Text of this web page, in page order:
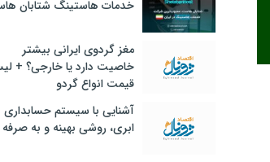
خدمات هاستینگ شتابان
مغز گردوی ایرانی بیشتر
خاصیت دارد یا خارجی؟ +
قیمت انواع گردو
آشنایی با سیستم حسابداری
ابری، روشی بهینه و به صرفه